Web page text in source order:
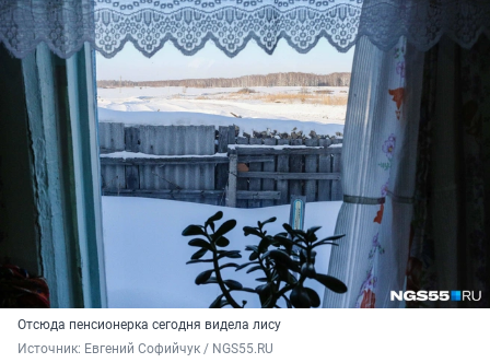
Отсюда пенсионерка сегодня видела лису
Источник: Евгений Софийчук / NGS55.RU